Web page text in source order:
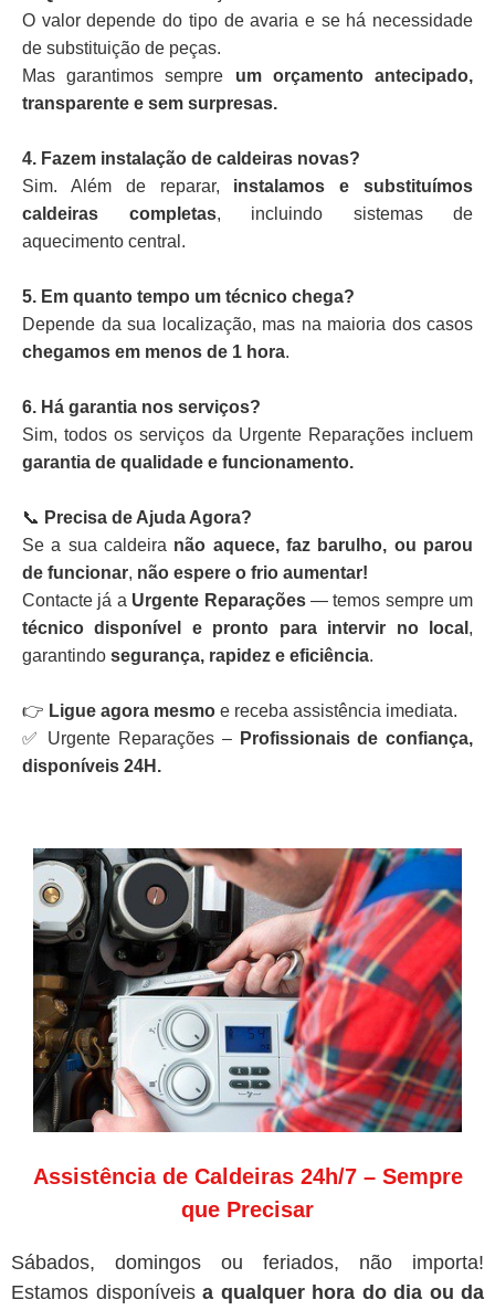
O valor depende do tipo de avaria e se há necessidade
de substituição de peças.
Mas garantimos sempre um orçamento antecipado,
transparente e sem surpresas.
4. Fazem instalação de caldeiras novas?
Sim. Além de reparar, instalamos e substituímos
caldeiras completas, incluindo sistemas de
aquecimento central.
5. Em quanto tempo um técnico chega?
Depende da sua localização, mas na maioria dos casos
chegamos em menos de 1 hora.
6. Há garantia nos serviços?
Sim, todos os serviços da Urgente Reparações incluem
garantia de qualidade e funcionamento.
📞 Precisa de Ajuda Agora?
Se a sua caldeira não aquece, faz barulho, ou parou
de funcionar, não espere o frio aumentar!
Contacte já a Urgente Reparações— temos sempre um
técnico disponível e pronto para intervir no local ,
garantindo segurança, rapidez e eficiência.
👉 Ligue agora mesmo e receba assistência imediata.
✅ Urgente Reparações – Profissionais de confiança,
disponíveis 24H.
Assistência de Caldeiras 24h/7 – Sempre
que Precisar
Sábados, domingos ou feriados, não importa!
Estamos disponíveis a qualquer hora do dia ou da